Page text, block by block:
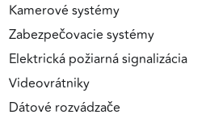
Kamerové systémy
Zabezpečovacie systémy
Elektrická požiarná signalizácia
Videovrátniky
Dátové rozvádzače